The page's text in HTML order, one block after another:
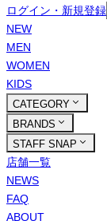
ログイン・新規登録
NEW
MEN
WOMEN
KIDS
CATEGORY
BRANDS
STAFF SNAP
店舗一覧
NEWS
FAQ
ABOUT